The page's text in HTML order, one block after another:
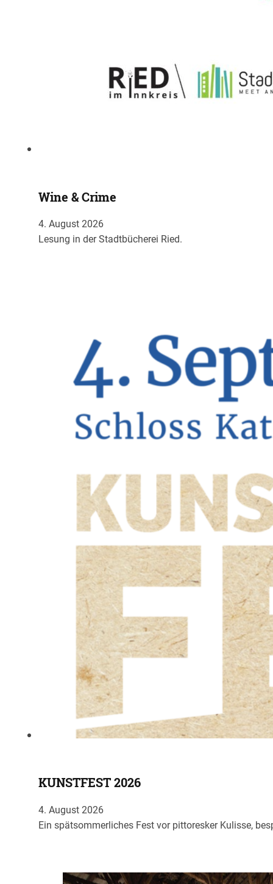
Wine & Crime
4. August 2026
Lesung in der Stadtbücherei Ried.
KUNSTFEST 2026
4. August 2026
Ein spätsommerliches Fest vor pittoresker Kulisse,